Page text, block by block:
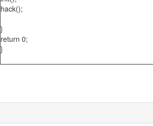
hack();
}
return 0;
}